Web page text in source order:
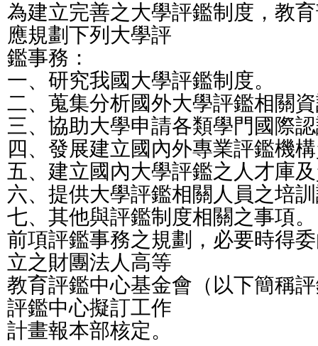
為建立完善之大學評鑑制度，教
應規劃下列大學評
鑑事務：
一、研究我國大學評鑑制度。
二、蒐集分析國外大學評鑑相關
三、協助大學申請各類學門國際
四、發展建立國內外專業評鑑機
五、建立國內大學評鑑之人才庫
六、提供大學評鑑相關人員之培
七、其他與評鑑制度相關之事項。
前項評鑑事務之規劃，必要時得
立之財團法人高等
教育評鑑中心基金會（以下簡稱
評鑑中心擬訂工作
計畫報本部核定。